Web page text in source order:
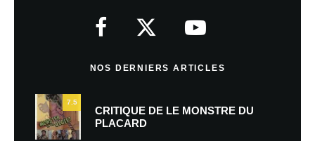
NOS DERNIERS ARTICLES
7.5
CRITIQUE DE LE MONSTRE DU
PLACARD